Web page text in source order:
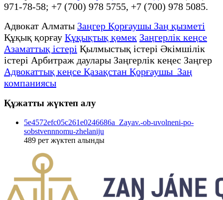
971-78-58; +7 (700) 978 5755, +7 (700) 978 5085.
Адвокат Алматы Заңгер Қорғаушы Заң қызметі
Құқық қорғау Құқықтық қөмек Заңгерлік кеңсе
Азаматтық істері Қылмыстық істері Әкімшілік
істері Арбитраж даулары Заңгерлік кеңес Заңгер
Адвокаттық кеңсе Қазақстан Қорғаушы Заң
компаниясы
Құжатты жүктеп алу
5e4572efc05c261e0246686a_Zayav.-ob-uvolneni-po-
sobstvennnomu-zhelaniju
489 рет жүктеп алынды